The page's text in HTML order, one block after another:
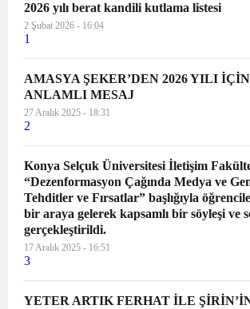
2026 yılı berat kandili kutlama listesi
2 Şubat 2026 - 16:04
1
AMASYA ŞEKER’DEN 2026 YILI İÇİN
ANLAMLI MESAJ
27 Aralık 2025 - 18:31
2
Konya Selçuk Üniversitesi İletişim
“Dezenformasyon Çağında Medya ve
Tehditler ve Fırsatlar” başlığıyla
bir araya gelerek kapsamlı bir söyleşi ve
gerçekleştirildi.
17 Aralık 2025 - 16:51
3
YETER ARTIK FERHAT İLE